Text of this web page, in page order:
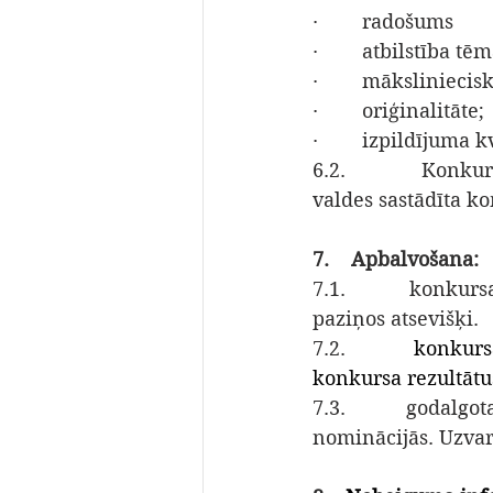
·        radošums
·        atbilstība
·
·        oriģinalitāte;
·        izpildījuma
6.2.
valdes sastādīta
7.    Apbalvošana:
7.1.
paziņos atsevišķi.
7.2.
konkursa
7.3.
nominācijās.